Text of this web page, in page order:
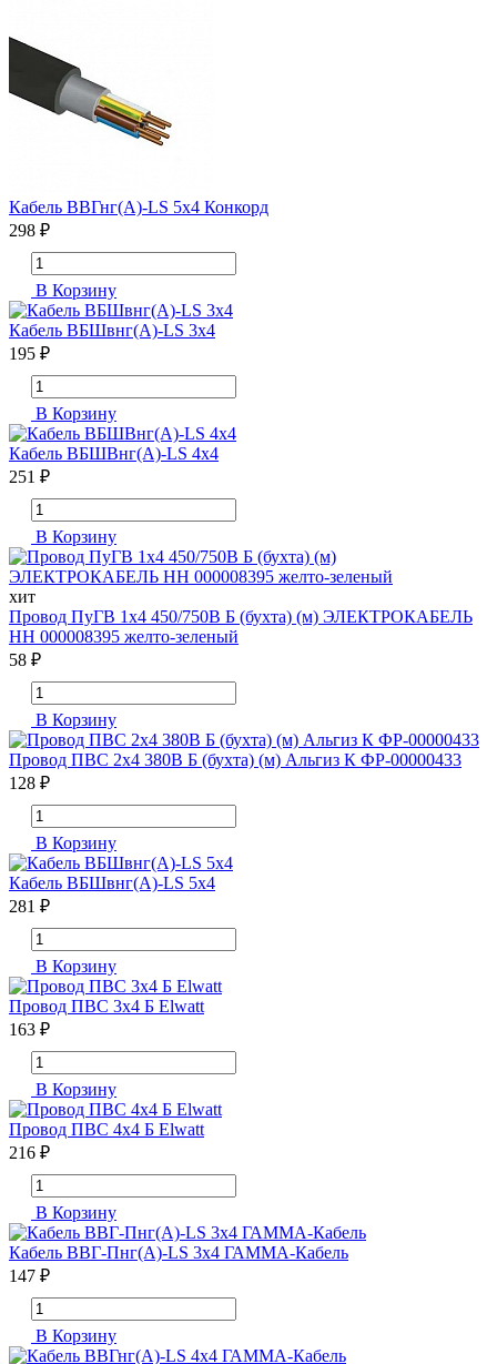
Кабель ВВГнг(А)-LS 5х4 Конкорд
298 ₽
В Корзину
Кабель ВБШвнг(А)-LS 3х4
195 ₽
В Корзину
Кабель ВБШВнг(А)-LS 4х4
251 ₽
В Корзину
хит
Провод ПуГВ 1х4 450/750В Б (бухта) (м) ЭЛЕКТРОКАБЕЛЬ
НН 000008395 желто-зеленый
58 ₽
В Корзину
Провод ПВС 2х4 380В Б (бухта) (м) Альгиз К ФР-00000433
128 ₽
В Корзину
Кабель ВБШвнг(А)-LS 5х4
281 ₽
В Корзину
Провод ПВС 3х4 Б Elwatt
163 ₽
В Корзину
Провод ПВС 4х4 Б Elwatt
216 ₽
В Корзину
Кабель ВВГ-Пнг(А)-LS 3х4 ГАММА-Кабель
147 ₽
В Корзину